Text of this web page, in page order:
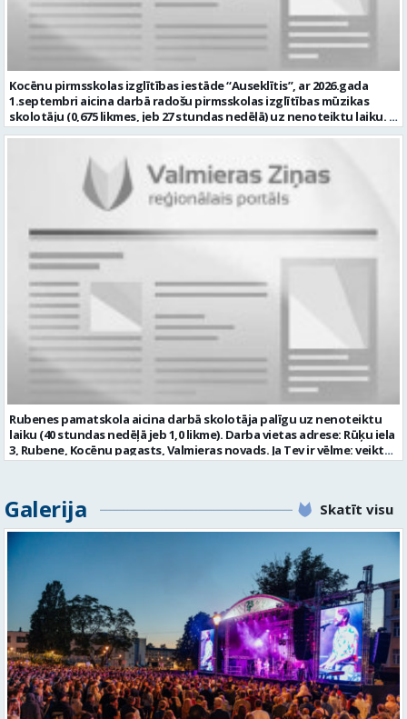
izglītības principiem un speciālā pedagoga darba metodēm
pirmsskolā Prasme plānot, organizēt un izvērtēt individuālo
atbalstu bērniem Labas sadarbības un komunikācijas prasmes
darbā ar bērniem, vecākiem un kolēģiem Atbildības sajūta, empātija,
pacietība un augsta profesionālā ētika Labas latviešu valodas
zināšanas atbilstoši normatīvo aktu prasībām Prasme strādāt ar
informācijas un komunikācijas tehnoloģijām ikdienas darba
pienākumu veikšanai. mēs piedāvājam: Darbu uz nenoteiktu laiku 30
stundas nedēļā (1 likme) Atalgojumu EUR 1351 pirms nodokļu
nomaksas (t.sk. piemaksa par darbu īpašos apstākļos) Sociālās
polisi Profesionālās kompetences pilnveides iespējas Dinamisku,
radošu un atbalstošu darba vidi Pretendentiem profesionālās
darbības aprakstu (CV) un izglītības dokumenta kopiju lūdzam
iesniegt līdz 2026. gada 17.augustam e-pastā vgv@valmiera.edu.lv.
vietas adrese: LATVIJA, Jumaras iela 9, Valmiera, Valmieras nov.
Darbības joma: Izglītība / Zinātne Pieteikto vietu skaits: 1 Aktuāla
līdz: 2026-08-17 Kontaktpersona: vgv@valmiera.edu.lv 29182105
Kocēnu pirmsskolas izglītības iestāde “Auseklītis”, ar 2026.gada
1.septembri aicina darbā radošu pirmsskolas izglītības mūzikas
skolotāju (0,675 likmes, jeb 27 stundas nedēļā) uz nenoteiktu laiku.
Darba vieta: Kalna iela 2, Kocēni, Kocēnu pagasts, Valmieras novads
vecumam atbilstošu mācību procesu; veikt izglītojamo attīstības
dinamikas izpēti; sadarbībā ar Iestādes skolotājiem, organizēt
svētkus, tematiskus pasākumus, jautrus brīžus un citas aktivitātes;
plānot savu darbību, sagatavot amata veikšanai nepieciešamo
dokumentāciju, tostarp e-vidē; iesaistīties Iestādes attīstības
plānošanā un īstenošanā atbilstoši kompetencei; un Jums ir:
izglītība atbilstoši Ministru kabineta noteikumiem Nr. 569
“Noteikumi par pedagogiem nepieciešamo izglītību un profesionālo
kvalifikāciju un pedagogu profesionālās kompetences pilnveides
kārtību”; pieredze darbā ar bērniem; valsts valodas prasmes
atbilstoši Valsts valodas likuma prasībām; obligāta ārsta izziņa
(veidlapa Nr.027/u) ar atļauju strādāt pedagoģisko darbu; atbilstība
Izglītības likuma un Bērnu tiesību aizsardzības likuma noteiktajām
prasībām; kompetences: prasme patstāvīgi un mērķtiecīgi
organizēt savu darbu; psiholoģiskā noturība un augsta saskarsmes
samaksas noteikumi” 1057,05 EUR pirms nodokļu nomaksas; darba
devēja līdzfinansētu veselības apdrošināšanu pēc pārbaudes laika
beigām; atsaucīgu kolektīvu. Curriculum Vitae (CV) un pieteikumu
27.augustam. Tālrunis uzziņām: 26856124 Profesija: PIRMSSKOLAS
IZGLĪTĪBAS MŪZIKAS SKOLOTĀJS Darba vietas adrese: LATVIJA, Kalna
iela 2, Kocēni, Kocēnu pag., Valmieras nov. Slodze: Nepilna slodze
Darbības joma: Izglītība / Zinātne Pieteikto vietu skaits: 1 Aktuāla
līdz: 2026-08-27 Kontaktpersona: auseklitis@valmiera.edu.lv 26856124
Rubenes pamatskola aicina darbā skolotāja palīgu uz nenoteiktu
laiku (40 stundas nedēļā jeb 1,0 likme). Darba vietas adrese: Rūķu iela
3, Rubene, Kocēnu pagasts, Valmieras novads. Ja Tev ir vēlme: veikt
bērnu aprūpi ikdienā; sadarboties ar grupas skolotājām, sniegt
ievērošanu; nodrošināt telpu, inventāra tīrību un kārtību; un ja Tev
ir: vismaz vispārējā vidējā izglītība (vēlams praktiskā pieredze darbā
ar bērniem); valsts valodas prasmes atbilstoši Valsts valodas likuma
prasībām; kompetences: prasme plānot, organizēt un kvalitatīvi
veikt savu darbu, disciplinētība; pozitīva, radoša un atbildīga
attieksme pret darbu; psiholoģiskā noturība un augsta saskarsmes
kultūra; pozitīva un atbildīga attieksme pret darbu; mēs
piedāvājam: pamatalgu pārbaudes laikā 780,00 EUR pirms nodokļu
nomaksas, pēc pārbaudes laika 850 EUR pirms nodokļu nomaksas;
iespēju saņemt atvaļinājuma pabalstu par labu darba sniegumu;
darba devēja līdzfinansētu veselības apdrošināšanu pēc pārbaudes
laika beigām, kā arī citas sociālās garantijas atbilstoši darba
rezultātiem un normatīvajos aktos noteiktajam; drošu, estētisku
un sakārtotu darba vidi. Pieteikuma vēstuli, profesionālās darbības
Galerija Skatīt visu